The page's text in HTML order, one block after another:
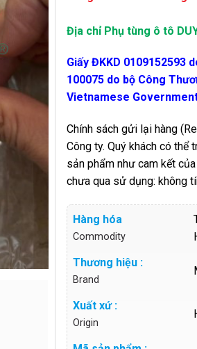
Địa chỉ Phụ tùng ô tô
Giấy ĐKKD 0109152593
100075 do bộ Công
Vietnamese
Chính sách gửi lại hàng
Công ty. Quý khách có thể
sản phẩm như cam kết
chưa qua sử dụng: không
Hàng hóa
Commodity
Thương hiệu :
Brand
Xuất xứ :
Origin